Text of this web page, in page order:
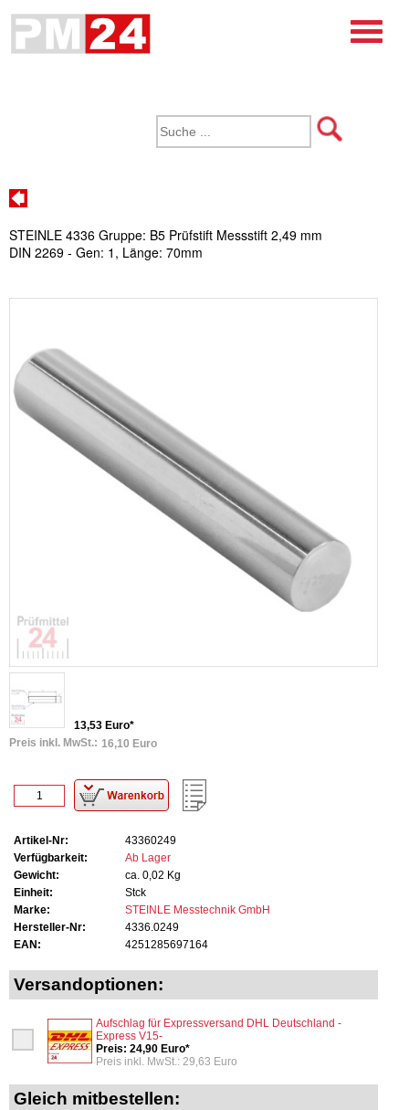
STEINLE 4336 Gruppe: B5 Prüfstift Messstift 2,49 mm
DIN 2269 - Gen: 1, Länge: 70mm
13,53 Euro*
Preis inkl. MwSt.: 16,10 Euro
Artikel-Nr:
43360249
Verfügbarkeit:
Ab Lager
Gewicht:
ca. 0,02 Kg
Einheit:
Stck
Marke:
STEINLE Messtechnik GmbH
Hersteller-Nr:
4336.0249
EAN:
4251285697164
Versandoptionen:
Aufschlag für Expressversand DHL Deutschland -
Express V15-
Preis: 24,90 Euro*
Preis inkl. MwSt.: 29,63 Euro
Gleich mitbestellen: